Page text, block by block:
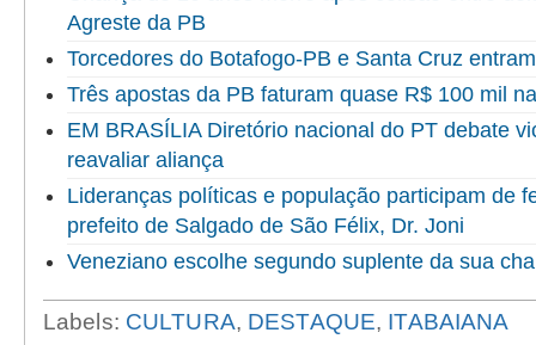
Agreste da PB
Torcedores do Botafogo-PB e Santa Cruz
Três apostas da PB faturam quase R$ 100 mil
EM BRASÍLIA Diretório nacional do PT debate
reavaliar aliança
Lideranças políticas e população participam de
prefeito de Salgado de São Félix, Dr. Joni
Veneziano escolhe segundo suplente da sua
Labels: CULTURA, DESTAQUE, ITABAIANA